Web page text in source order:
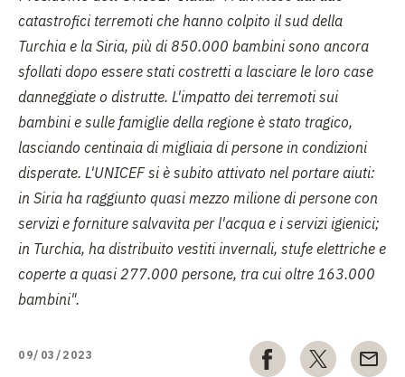
catastrofici terremoti che hanno colpito il sud della
Turchia e la Siria, più di 850.000 bambini sono ancora
sfollati dopo essere stati costretti a lasciare le loro case
danneggiate o distrutte. L'impatto dei terremoti sui
bambini e sulle famiglie della regione è stato tragico,
lasciando centinaia di migliaia di persone in condizioni
disperate. L'UNICEF si è subito attivato nel portare aiuti:
in Siria ha raggiunto quasi mezzo milione di persone con
servizi e forniture salvavita per l'acqua e i servizi igienici;
in Turchia, ha distribuito vestiti invernali, stufe elettriche e
coperte a quasi 277.000 persone, tra cui oltre 163.000
bambini".
09/03/2023